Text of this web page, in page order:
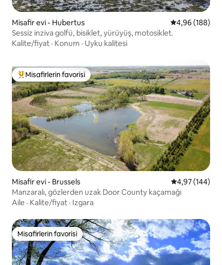
Misafir evi - Hubertus 5 üzerinden
4,96 (188)
Sessiz inziva golfü, bisiklet, yürüyüş, motosiklet.
Kalite/fiyat · Konum · Uyku kalitesi
Misafirlerin favorilerinden en beğenilenler arasında
Misafirlerin favorisi
Misafir evi - Brussels 5 üzerinden
4,97 (144)
Manzaralı, gözlerden uzak Door County kaçamağı
Aile · Kalite/fiyat · Izgara
Misafirlerin favorisi
Misafirlerin favorisi